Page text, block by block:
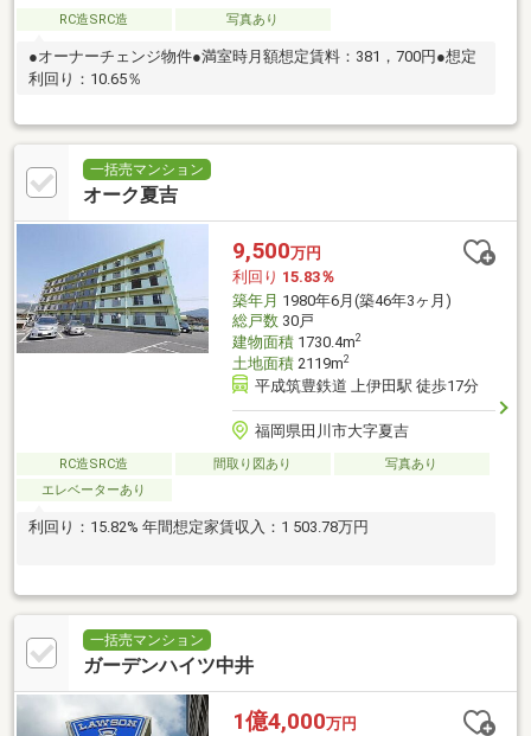
RC造SRC造 写真あり
●オーナーチェンジ物件●満室時月額想定賃料：381，700円●想定
利回り：10.65％
一括売マンション
オーク夏吉
9,500万円
利回り 15.83％
築年月 1980年6月(築46年3ヶ月)
総戸数30戸
建物面積1730.4m2
土地面積2119m2
平成筑豊鉄道 上伊田駅 徒歩17分
福岡県田川市大字夏吉
RC造SRC造 間取り図あり
写真あり
エレベーターあり
利回り：15.82% 年間想定家賃収入：1 503.78万円
一括売マンション
ガーデンハイツ中井
1億4,000万円